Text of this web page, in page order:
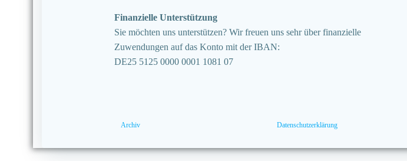
Finanzielle Unterstützung
Sie möchten uns unterstützen? Wir freuen uns sehr über finanzielle
Zuwendungen auf das Konto mit der IBAN:
DE25 5125 0000 0001 1081 07
Archiv Datenschutzerklärung